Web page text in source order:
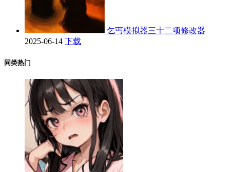
乞丐模拟器三十二项修改器
2025-06-14 下载
同类热门